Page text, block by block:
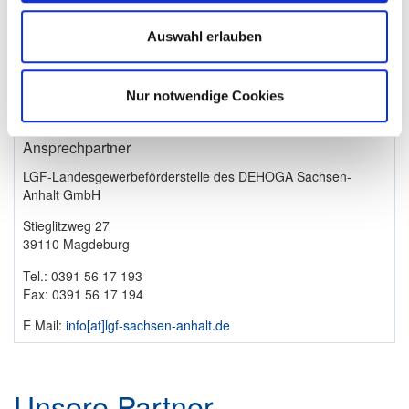
Auswahl erlauben
Nur notwendige Cookies
Ansprechpartner
LGF-Landesgewerbeförderstelle des DEHOGA Sachsen-
Anhalt GmbH
Stieglitzweg 27
39110 Magdeburg
Tel.: 0391 56 17 193
Fax: 0391 56 17 194
E Mail: info​[at]​lgf-sachsen-anhalt.de